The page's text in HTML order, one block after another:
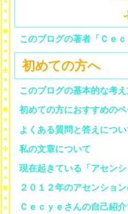
このブログの著者「Ｃｅ
初めての方へ
このブログの基本的な考
初めての方におすすめの
よくある質問と答えについ
私の文章について
現在起きている「アセン
２０１２年のアセンショ
Ｃｅｃｙｅさんの自己紹介